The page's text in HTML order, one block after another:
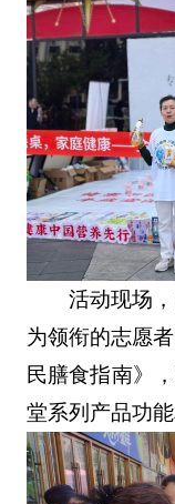
活动现场
为领衔的志愿
民膳食指南》
堂系列产品功